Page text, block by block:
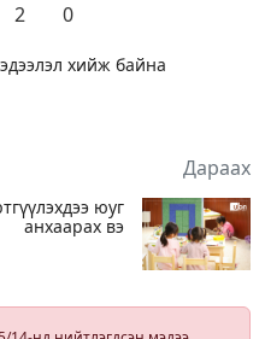
2 0
хийж байна
Дараах
юуг
анхаарах вэ